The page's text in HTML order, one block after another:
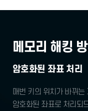
메모리 해킹 방
암호화된 좌표 처리
매번 키의 위치가 바뀌
암호화된 좌표로 처리되